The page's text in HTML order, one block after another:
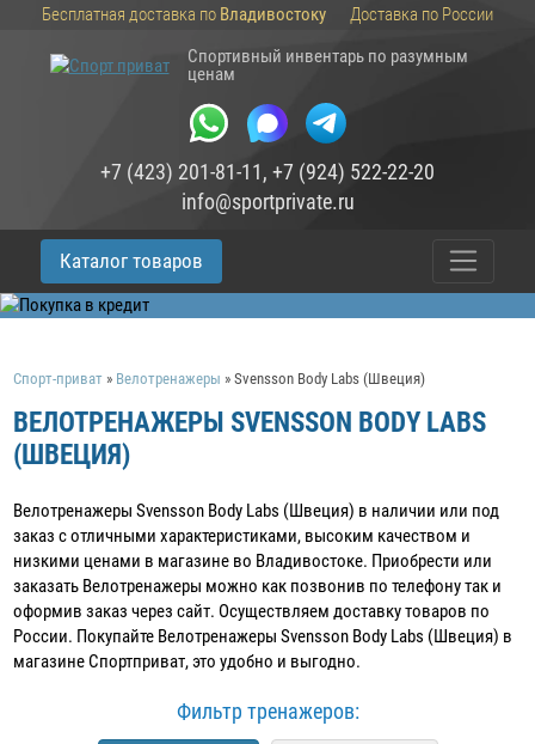
Бесплатная доставка по Владивостоку
Доставка по России
Спортивный инвентарь по разумным
ценам
+7 (423) 201-81-11, +7 (924) 522-22-20
info@sportprivate.ru
Каталог товаров
Спорт-приват » Велотренажеры »Svensson Body Labs (Швеция)
ВЕЛОТРЕНАЖЕРЫ SVENSSON BODY LABS
(ШВЕЦИЯ)
Велотренажеры Svensson Body Labs (Швеция) в наличии или под
заказ c отличными характеристиками, высоким качеством и
низкими ценами в магазине во Владивостоке. Приобрести или
заказать Велотренажеры можно как позвонив по телефону так и
оформив заказ через сайт. Осуществляем доставку товаров по
России. Покупайте Велотренажеры Svensson Body Labs (Швеция) в
магазине Спортприват, это удобно и выгодно.
Фильтр тренажеров: